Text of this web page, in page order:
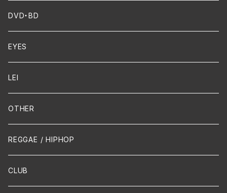
FUNK
Violin
Cello
Guitar / Ukulele
Mandolin
声楽
吹奏楽
DVD・BD
EYES
LEI
OTHER
REGGAE / HIPHOP
CLUB